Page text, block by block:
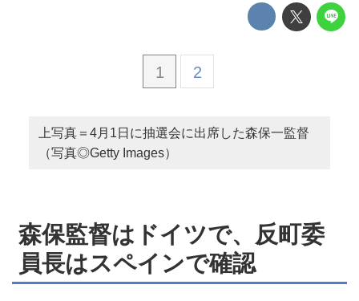
1 2
上写真＝4月1日に抽選会に出席した森保一監督
（写真◎Getty Images）
森保監督はドイツで、反町委
員長はスペインで確認